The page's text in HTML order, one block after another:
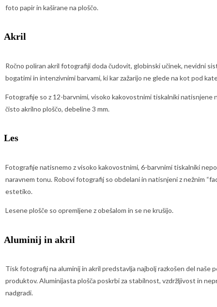
foto papir in kaširane na ploščo.
Akril
Ročno poliran akril fotografiji doda čudovit, globinski učinek, nevidni
bogatimi in intenzivnimi barvami, ki kar zažarijo ne glede na kot pod
Fotografije so z 12-barvnimi, visoko kakovostnimi tiskalniki
čisto akrilno ploščo, debeline 3 mm.
Les
Fotografije natisnemo z visoko kakovostnimi, 6-barvnimi tiskalniki
naravnem tonu. Robovi fotografij so obdelani in natisnjeni z nežnim
estetiko.
Lesene plošče so opremljene z obešalom in se ne krušijo.
Aluminij in akril
Tisk fotografij na aluminij in akril predstavlja najbolj razkošen del naše
produktov. Aluminijasta plošča poskrbi za stabilnost, vzdržljivost in
nadgradi.